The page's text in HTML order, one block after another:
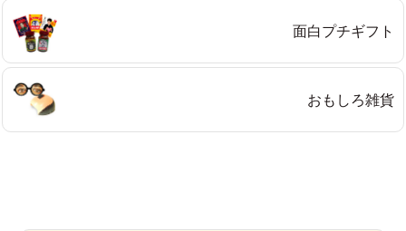
面白プチギフト
おもしろ雑貨